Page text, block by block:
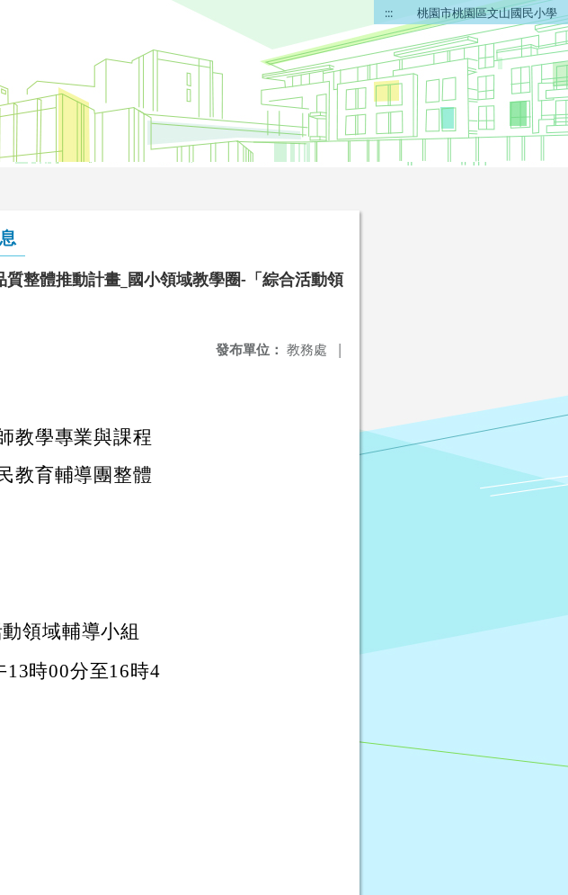
::: 桃園市桃園區文山國民小學
整體推動計畫_國小領域教學圈-「綜合活動領
發布單位： 教務處 |
教學專業與課程
教育輔導團整體
領域輔導小組
時00分至16時4